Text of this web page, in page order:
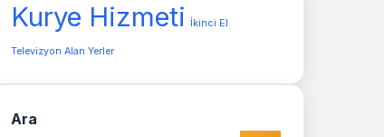
Kurye Hizmeti
İkinci El
Televizyon Alan Yerler
Ara